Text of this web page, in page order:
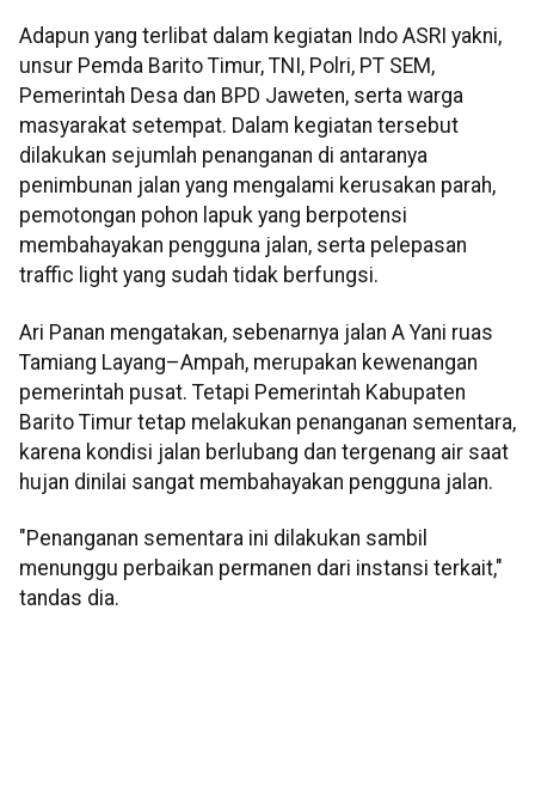
Adapun yang terlibat dalam kegiatan Indo ASRI yakni,
unsur Pemda Barito Timur, TNI, Polri, PT SEM,
Pemerintah Desa dan BPD Jaweten, serta warga
masyarakat setempat. Dalam kegiatan tersebut
dilakukan sejumlah penanganan di antaranya
penimbunan jalan yang mengalami kerusakan parah,
pemotongan pohon lapuk yang berpotensi
membahayakan pengguna jalan, serta pelepasan
traffic light yang sudah tidak berfungsi.
Ari Panan mengatakan, sebenarnya jalan A Yani ruas
Tamiang Layang–Ampah, merupakan kewenangan
pemerintah pusat. Tetapi Pemerintah Kabupaten
Barito Timur tetap melakukan penanganan sementara,
karena kondisi jalan berlubang dan tergenang air saat
hujan dinilai sangat membahayakan pengguna jalan.
"Penanganan sementara ini dilakukan sambil
menunggu perbaikan permanen dari instansi terkait,"
tandas dia.